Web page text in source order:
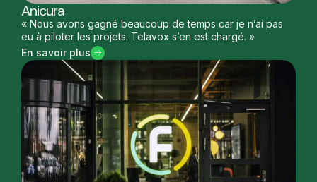
Anicura
« Nous avons gagné beaucoup de temps car je n’ai pas
eu à piloter les projets. Telavox s’en est chargé. »
En savoir plus